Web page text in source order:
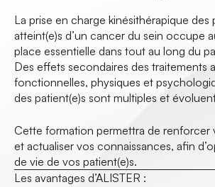
La prise en charge kinésithérapique des
atteint(e)s d’un cancer du sein occupe
place essentielle dans tout au long du
Des effets secondaires des traitements
fonctionnelles, physiques et
des patient(e)s sont multiples et
Cette formation permettra de renforcer
et actualiser vos connaissances, afin
de vie de vos patient(e)s.
Les avantages d’ALISTER :